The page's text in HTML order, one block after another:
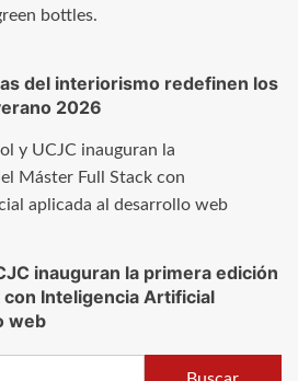
del interiorismo redefinen los
2026
inauguran la primera edición
con Inteligencia Artificial
web